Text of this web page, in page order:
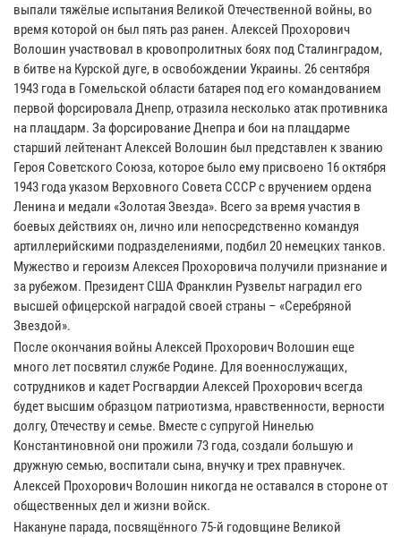
выпали тяжёлые испытания Великой Отечественной войны, во
время которой он был пять раз ранен. Алексей Прохорович
Волошин участвовал в кровопролитных боях под Сталинградом,
в битве на Курской дуге, в освобождении Украины. 26 сентября
1943 года в Гомельской области батарея под его командованием
первой форсировала Днепр, отразила несколько атак противника
на плацдарм. За форсирование Днепра и бои на плацдарме
старший лейтенант Алексей Волошин был представлен к званию
Героя Советского Союза, которое было ему присвоено 16 октября
1943 года указом Верховного Совета СССР с вручением ордена
Ленина и медали «Золотая Звезда». Всего за время участия в
боевых действиях он, лично или непосредственно командуя
артиллерийскими подразделениями, подбил 20 немецких танков.
Мужество и героизм Алексея Прохоровича получили признание и
за рубежом. Президент США Франклин Рузвельт наградил его
высшей офицерской наградой своей страны – «Серебряной
Звездой».
После окончания войны Алексей Прохорович Волошин еще
много лет посвятил службе Родине. Для военнослужащих,
сотрудников и кадет Росгвардии Алексей Прохорович всегда
будет высшим образцом патриотизма, нравственности, верности
долгу, Отечеству и семье. Вместе с супругой Нинелью
Константиновной они прожили 73 года, создали большую и
дружную семью, воспитали сына, внучку и трех правнучек.
Алексей Прохорович Волошин никогда не оставался в стороне от
общественных дел и жизни войск.
Накануне парада, посвящённого 75-й годовщине Великой